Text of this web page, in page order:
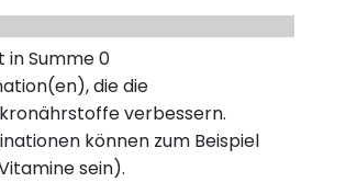
in Summe 0
die die
verbessern.
können zum Beispiel
sein).